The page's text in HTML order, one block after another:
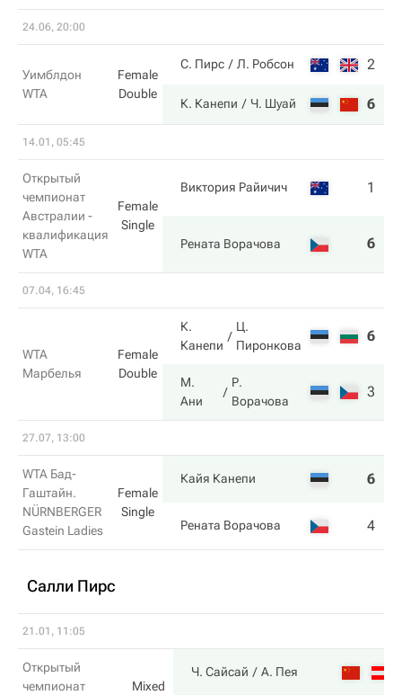
24.06, 20:00
Уимблдон
WTA
Female
Double
С. Пирс Л. Робсон 2
К. Канепи Ч. Шуай 6
14.01, 05:45
Открытый
чемпионат
Австралии -
квалификация
WTA
Female
Single
Виктория Райичич 1
Рената Ворачова 6
07.04, 16:45
WTA
Марбелья
Female
Double
К.
Канепи
Ц.
Пиронкова
6
М.
Ани
Р.
Ворачова
3
27.07, 13:00
WTA Бад-
Гаштайн.
NÜRNBERGER
Gastein Ladies
Female
Single
Кайя Канепи 6
Рената Ворачова 4
Салли Пирс
21.01, 11:05
Открытый
чемпионат
Mixed
Ч. Сайсай А. Пея